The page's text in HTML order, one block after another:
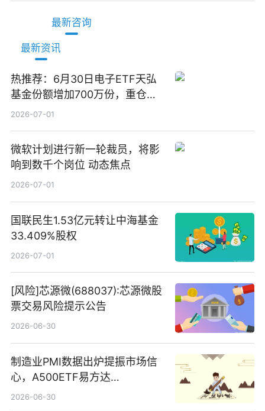
最新咨询
最新资讯
热推荐：6月30日电子ETF天弘
基金份额增加700万份，重仓股
立讯精密、寒武纪、工业富联
2026-07-01
微软计划进行新一轮裁员，将影
响到数千个岗位 动态焦点
2026-07-01
国联民生1.53亿元转让中海基金
33.409%股权
2026-07-01
[风险]芯源微(688037):芯源微股
票交易风险提示公告
2026-06-30
制造业PMI数据出炉提振市场信
心，A500ETF易方达
（159361）昨日“吸金”1.7亿元-
2026-06-30